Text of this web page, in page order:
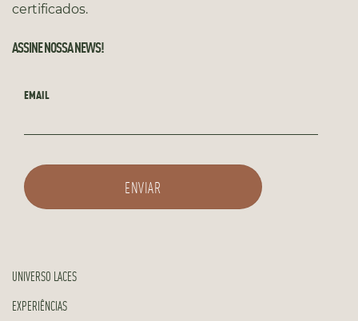
certificados.
ASSINE NOSSA NEWS!
EMAIL
UNIVERSO LACES
EXPERIÊNCIAS